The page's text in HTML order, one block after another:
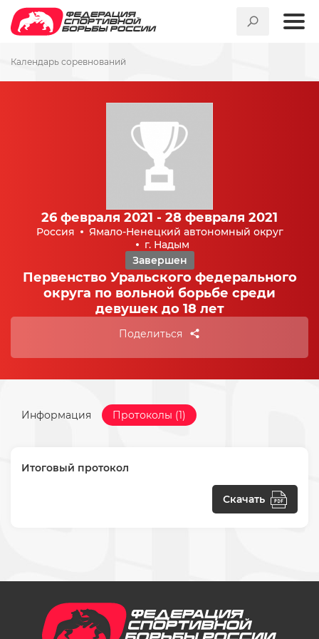
Календарь соревнований
26 февраля 2021 - 28 февраля 2021
Россия
Ямало-Ненецкий автономный округ
г. Надым
Завершен
Первенство Уральского федерального
округа по вольной борьбе среди
девушек до 18 лет
Поделиться
Информация Протоколы (1)
Итоговый протокол
Скачать